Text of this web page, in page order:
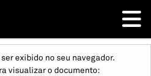
exibido no seu navegador.
visualizar o documento: